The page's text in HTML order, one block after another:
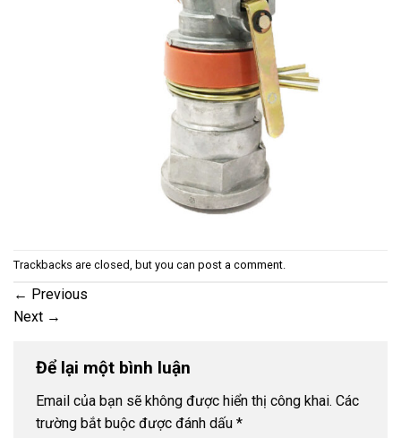
Trackbacks are closed, but you can post a comment
← Previous
Next →
Để lại một bình luận
Email của bạn sẽ không được hiển thị công khai. Các
trường bắt buộc được đánh dấu *